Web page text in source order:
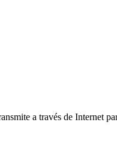
a través de Internet